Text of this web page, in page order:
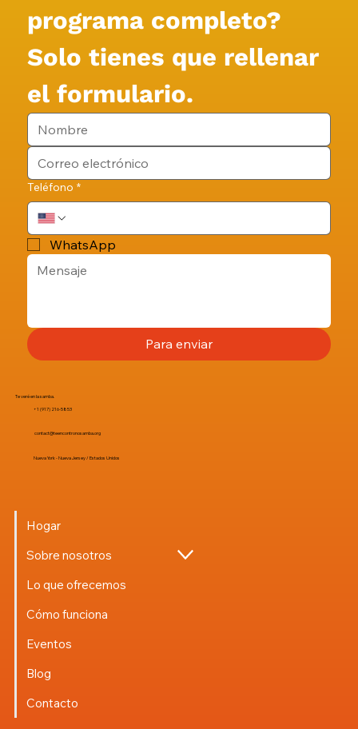
programa completo?
Solo tienes que rellenar
el formulario.
Teléfono *
WhatsApp
Para enviar
Hogar
Sobre nosotros
Lo que ofrecemos
Cómo funciona
Eventos
Blog
Contacto
Te veré en la samba.
+1 (917) 216-5853
contact@teencontronosamba.org
Nueva York - Nueva Jersey / Estados Unidos